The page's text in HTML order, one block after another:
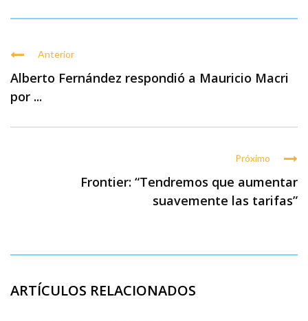
Anterior
Alberto Fernández respondió a Mauricio Macri
por ...
Próximo
Frontier: “Tendremos que aumentar
suavemente las tarifas”
ARTÍCULOS RELACIONADOS